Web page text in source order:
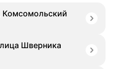
Комсомольский
Шверника